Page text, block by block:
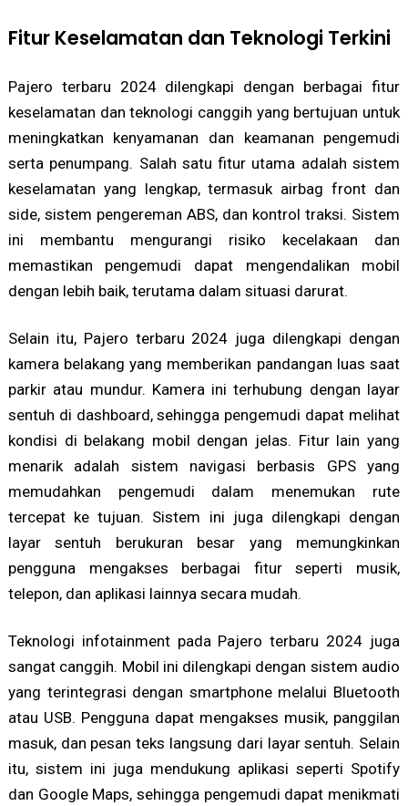
Fitur Keselamatan dan Teknologi Terkini
Pajero terbaru 2024 dilengkapi dengan berbagai fitur
keselamatan dan teknologi canggih yang bertujuan untuk
meningkatkan kenyamanan dan keamanan pengemudi
serta penumpang. Salah satu fitur utama adalah sistem
keselamatan yang lengkap, termasuk airbag front dan
side, sistem pengereman ABS, dan kontrol traksi. Sistem
ini membantu mengurangi risiko kecelakaan dan
memastikan pengemudi dapat mengendalikan mobil
dengan lebih baik, terutama dalam situasi darurat.
Selain itu, Pajero terbaru 2024 juga dilengkapi dengan
kamera belakang yang memberikan pandangan luas saat
parkir atau mundur. Kamera ini terhubung dengan layar
sentuh di dashboard, sehingga pengemudi dapat melihat
kondisi di belakang mobil dengan jelas. Fitur lain yang
menarik adalah sistem navigasi berbasis GPS yang
memudahkan pengemudi dalam menemukan rute
tercepat ke tujuan. Sistem ini juga dilengkapi dengan
layar sentuh berukuran besar yang memungkinkan
pengguna mengakses berbagai fitur seperti musik,
telepon, dan aplikasi lainnya secara mudah.
Teknologi infotainment pada Pajero terbaru 2024 juga
sangat canggih. Mobil ini dilengkapi dengan sistem audio
yang terintegrasi dengan smartphone melalui Bluetooth
atau USB. Pengguna dapat mengakses musik, panggilan
masuk, dan pesan teks langsung dari layar sentuh. Selain
itu, sistem ini juga mendukung aplikasi seperti Spotify
dan Google Maps, sehingga pengemudi dapat menikmati